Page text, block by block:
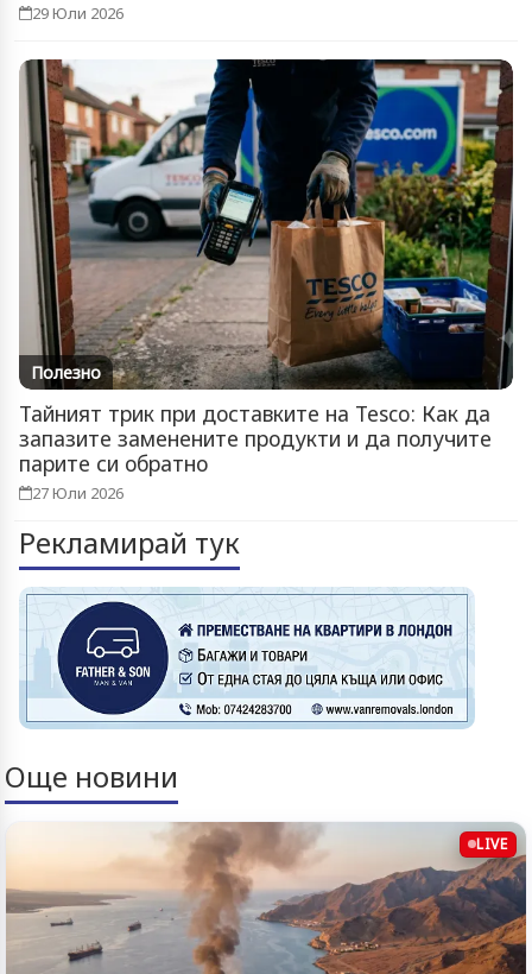
29 Юли 2026
Полезно
Тайният трик при доставките на Tesco: Как да
запазите заменените продукти и да получите
парите си обратно
27 Юли 2026
Рекламирай тук
Още новини
LIVE